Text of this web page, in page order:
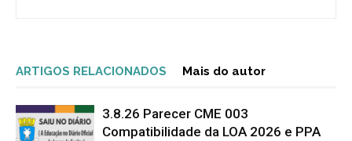
ARTIGOS RELACIONADOS Mais do autor
3.8.26 Parecer CME 003
Compatibilidade da LOA 2026 e PPA